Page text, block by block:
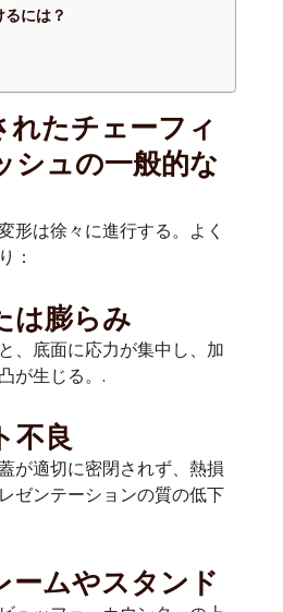
には？
れたチェーフィ
シュの一般的な
形は徐々に進行する。よく
：
は膨らみ
、底面に応力が集中し、加
が生じる。.
不良
が適切に密閉されず、熱損
ゼンテーションの質の低下
ームやスタンド